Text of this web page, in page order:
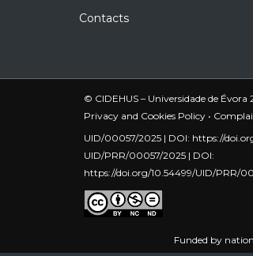
Contacts
© CIDEHUS – Universidade de Évora
Privacy and Cookies Policy •
UID/00057/2025 | DOI: https://
UID/PRR/00057/2025 | DOI:
https://doi.org/10.54499/UID/PRR/
Funded by